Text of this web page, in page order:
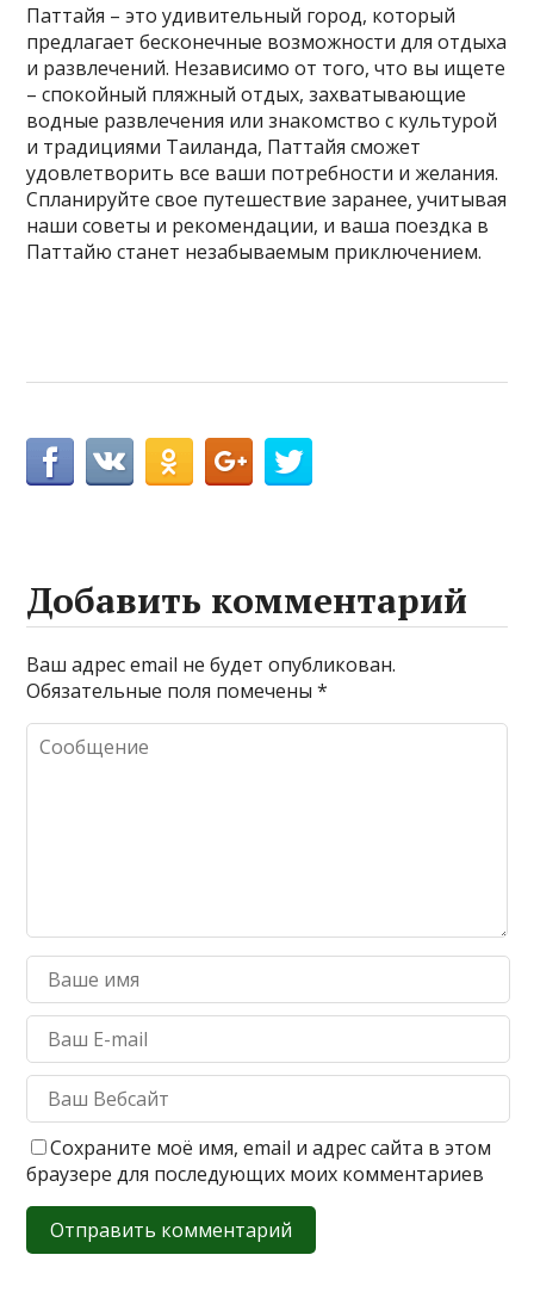
Паттайя – это удивительный город, который
предлагает бесконечные возможности для отдыха
и развлечений. Независимо от того, что вы ищете
– спокойный пляжный отдых, захватывающие
водные развлечения или знакомство с культурой
и традициями Таиланда, Паттайя сможет
удовлетворить все ваши потребности и желания.
Спланируйте свое путешествие заранее, учитывая
наши советы и рекомендации, и ваша поездка в
Паттайю станет незабываемым приключением.
Добавить комментарий
Ваш адрес email не будет опубликован.
Обязательные поля помечены*
Сохраните моё имя, email и адрес сайта в этом
браузере для последующих моих комментариев